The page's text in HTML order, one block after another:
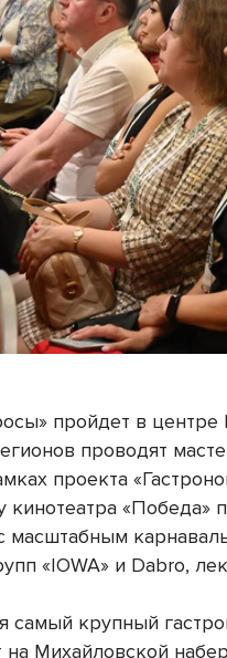
пройдет в
проводят
проекта
кинотеатра «Победа»
масштабным
«IOWA» и Dabro,
самый крупный
на Михайловской